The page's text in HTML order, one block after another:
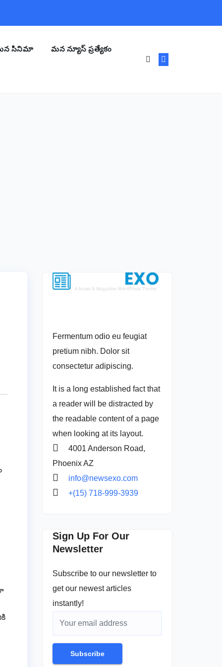
సినిమా మన న్యూస్ ప్రత్యేకం
Fermentum odio eu feugiat
pretium nibh. Dolor sit
consectetur adipiscing.
It is a long established fact that
a reader will be distracted by
the readable content of a page
when looking at its layout.
4001 Anderson Road,
Phoenix AZ
info@newsexo.com
+(15) 718-999-3939
Sign Up For Our
Newsletter
Subscribe to our newsletter to
get our newest articles
instantly!
Subscribe